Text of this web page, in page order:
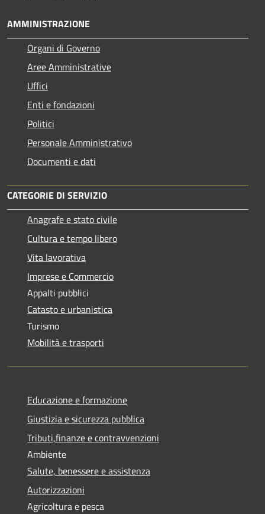
AMMINISTRAZIONE
Organi di Governo
Aree Amministrative
Uffici
Enti e fondazioni
Politici
Personale Amministrativo
Documenti e dati
CATEGORIE DI SERVIZIO
Anagrafe e stato civile
Cultura e tempo libero
Vita lavorativa
Imprese e Commercio
Appalti pubblici
Catasto e urbanistica
Turismo
Mobilità e trasporti
Educazione e formazione
Giustizia e sicurezza pubblica
Tributi,finanze e contravvenzioni
Ambiente
Salute, benessere e assistenza
Autorizzazioni
Agricoltura e pesca